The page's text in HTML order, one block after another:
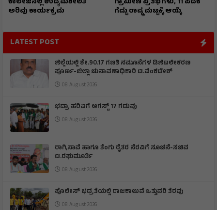
ಅರಿವು ಕಾರ್ಯಕ್ರಮ
ಗೆದ್ದು ರಾಷ್ಟ್ರ ಮಟ್ಟಕ್ಕೆ ಆಯ್ಕೆ
LATEST POST
ಜಿಲ್ಲೆಯಲ್ಲಿ ಶೇ.90.17 ಗಣತಿ ನಮೂನೆಗಳ ಡಿಜಿಟಲೀಕರಣ
ಪೂರ್ಣ-ಜಿಲ್ಲಾ ಚುನಾವಣಾಧಿಕಾರಿ ಟಿ.ವೆಂಕಟೇಶ್
08 August 2026
ಭದ್ರಾ ಹರಿವಿಗೆ ಆಗಸ್ಟ್ 17 ಗಡುವು
08 August 2026
ರಾಗಿ,ಸಾವೆ ಹಾಗೂ ತೆಂಗು ರೈತರ ನೆರವಿಗೆ ಸೂಚನೆ-ಸಚಿವ
ಟಿ.ರಘುಮೂರ್ತಿ
08 August 2026
ಪೊಲೀಸ್ ಭದ್ರತೆಯಲ್ಲಿ ರಾಜಕಾಲುವೆ ಒತ್ತುವರಿ ತೆರವು
08 August 2026